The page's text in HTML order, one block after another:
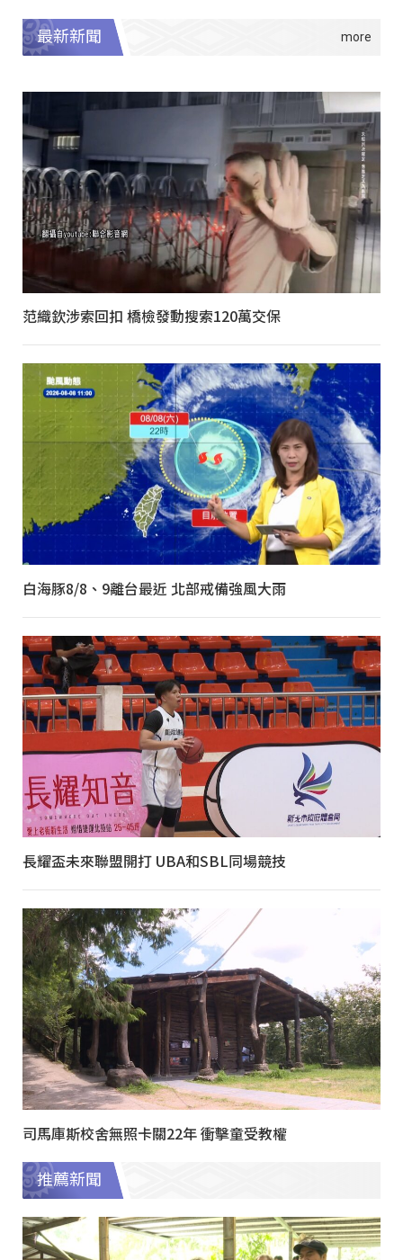
最新新聞
范織欽涉索回扣 橋檢發動搜索120萬交保
白海豚8/8、9離台最近 北部戒備強風大雨
長耀盃未來聯盟開打 UBA和SBL同場競技
司馬庫斯校舍無照卡關22年 衝擊童受教權
推薦新聞